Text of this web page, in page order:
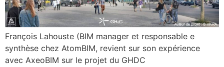
François Lahouste (BIM manager et responsable e
synthèse chez AtomBIM, revient sur son expérience
avec AxeoBIM sur le projet du GHDC